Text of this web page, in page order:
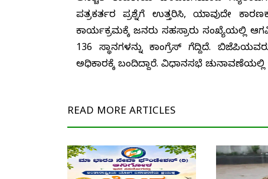
ಪತ್ರಕರ್ತರ ಪ್ರಶ್ನೆಗೆ ಉತ್ತರಿಸಿ, ಯಾವುದೇ
ಕಾರ್ಯಕ್ರಮಕ್ಕೆ ಜನರು ಸಹಸ್ರಾರು ಸಂಖ್ಯೆಯಲ್ಲಿ
136 ಸ್ಥಾನಗಳನ್ನು ಕಾಂಗ್ರೆಸ್ ಗೆದ್ದಿದೆ.
ಅಧಿಕಾರಕ್ಕೆ ಬಂದಿದ್ದಾರೆ. ವಿಧಾನಸಭೆ
READ MORE ARTICLES